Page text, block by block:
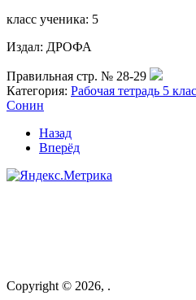
класс ученика: 5
Издал: ДРОФА
Правильная стр. № 28-29
Категория: Рабочая тетрадь 5
Сонин
Назад
Вперёд
Copyright © 2026, .